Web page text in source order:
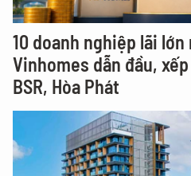
10 doanh nghiệp lãi
Vinhomes dẫn đầu,
BSR, Hòa Phát